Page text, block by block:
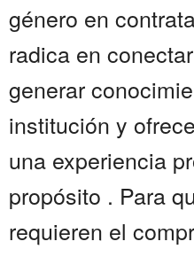
género en
radica en
generar
institución y
una experiencia
propósito . Para
requieren el